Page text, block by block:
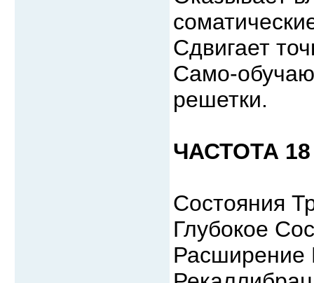
Сдвигает
Само-
решетки.
ЧАСТОТА 18
Состояния
Глубокое
Расширение